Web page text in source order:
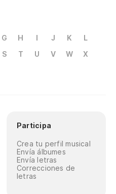
G H I J K
L
S T U V W
X
Participa
Crea tu perfil musical
Envía álbumes
Envía letras
Correcciones de
letras